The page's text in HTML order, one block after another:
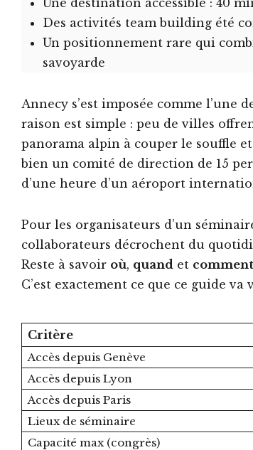
Une destination accessible : 40
Des activités team building été
Un positionnement rare qui
savoyarde
Annecy s’est imposée comme l’une
raison est simple : peu de villes
panorama alpin à couper le souffle
bien un comité de direction de 15
d’une heure d’un aéroport
Pour les organisateurs d’un
collaborateurs décrochent du
Reste à savoir où, quand et comment
C’est exactement ce que ce guide
Critère
Accès depuis Genève
Accès depuis Lyon
Accès depuis Paris
Lieux de séminaire
Capacité max (congrès)